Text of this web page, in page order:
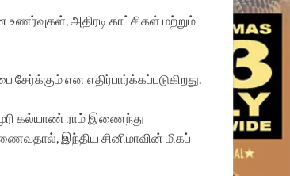
அதிரடி காட்சிகள் மற்றும்
என எதிர்பார்க்கப்படுகிறது.
கல்யாண் ராம் இணைந்து
இந்திய சினிமாவின் மிகப்